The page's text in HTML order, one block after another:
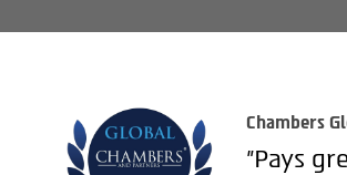
Chambers
"Pays